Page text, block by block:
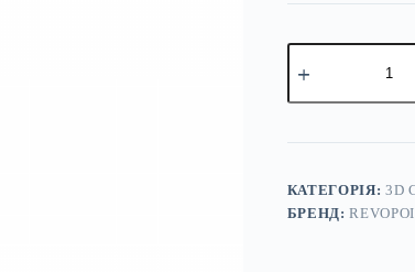
Оптичний
3D
з
Revopoint
Optical
Tracking
кількість
КАТЕГОРІЯ: 3D
БРЕНД: